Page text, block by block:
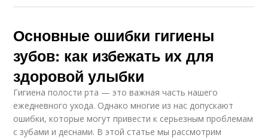
Основные ошибки гигиены
зубов: как избежать их для
здоровой улыбки
Гигиена полости рта — это важная часть нашего
ежедневного ухода. Однако многие из нас допускают
ошибки, которые могут привести к серьезным проблемам
с зубами и деснами. В этой статье мы рассмотрим